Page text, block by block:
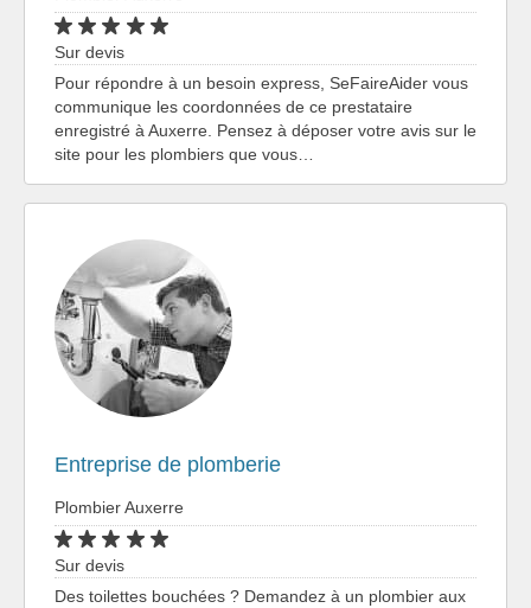
Sur devis
Pour répondre à un besoin express, SeFaireAider vous
communique les coordonnées de ce prestataire
enregistré à Auxerre. Pensez à déposer votre avis sur le
site pour les plombiers que vous…
Entreprise de plomberie
Plombier Auxerre
Sur devis
Des toilettes bouchées ? Demandez à un plombier aux